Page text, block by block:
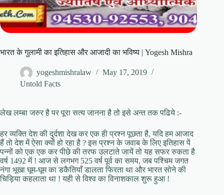
भारत के गुलामी का इतिहास और आजादी का भविष्य | Yogesh Mishra
yogeshmishralaw
May 17, 2019
Untold Facts
लेख लम्बा जरुर है पर पूरा सत्य जानना है तो इसे अन्त तक पढिये :-
हर व्यक्ति देश की दुर्दशा देख कर एक ही प्रश्न पूछता है, यदि हम आजाद
हैं तो देश में ऐसा क्यों हो रहा है ? इस प्रश्न के जवाब के लिए इतिहास पें
पन्नों को एक एक कर पीछे की तरफ उलटाते जायें तो यह सफर रुकता है
वर्ष 1492 में ! आज से लगभग 525 वर्ष पूर्व का समय, जब पश्चिम जगत
नंगा भूखा घूम-घूम का डकैतियाँ डालता फिरता था और भारत सोने की
चिड़िया कहलाता था ! यही से विश्व का विनाशकाल शुरू हुआ !